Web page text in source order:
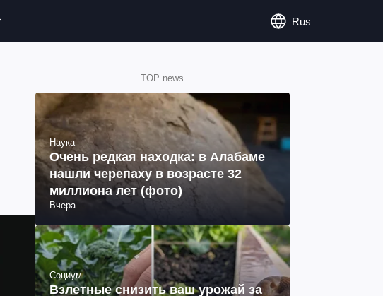
Rus
TOP news
Наука
Очень редкая находка: в Алабаме
нашли черепаху в возрасте 32
миллиона лет (фото)
Вчера
Социум
Взлетные снизить ваш урожай за